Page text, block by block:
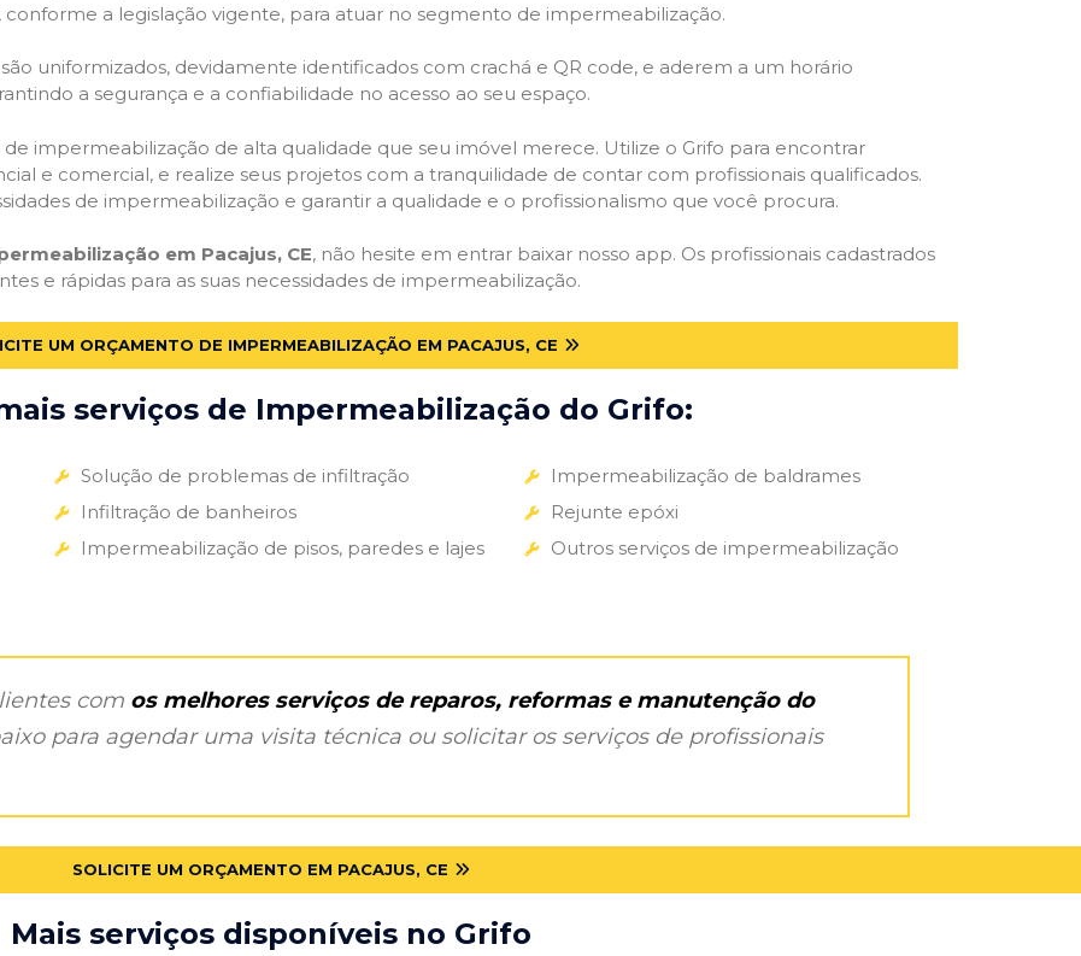
conforme a legislação vigente, para atuar no segmento de impermeabilização.
uniformizados, devidamente identificados com crachá e QR code, e aderem a um horário
a segurança e a confiabilidade no acesso ao seu espaço.
de impermeabilização de alta qualidade que seu imóvel merece. Utilize o Grifo para encontrar
e comercial, e realize seus projetos com a tranquilidade de contar com profissionais qualificados.
de impermeabilização e garantir a qualidade e o profissionalismo que você procura.
em Pacajus, CE, não hesite em entrar baixar nosso app. Os profissionais cadastrados
e rápidas para as suas necessidades de impermeabilização.
UM ORÇAMENTO DE IMPERMEABILIZAÇÃO EM PACAJUS, CE
serviços de Impermeabilização do Grifo:
Solução de problemas de infiltração
Infiltração de banheiros
Impermeabilização de pisos, paredes e lajes
Impermeabilização de baldrames
Rejunte epóxi
Outros serviços de impermeabilização
com os melhores serviços de reparos, reformas e manutenção do
para agendar uma visita técnica ou solicitar os serviços de profissionais
SOLICITE UM ORÇAMENTO EM PACAJUS, CE
Mais serviços disponíveis no Grifo